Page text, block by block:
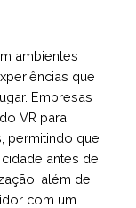
ambientes
que
Empresas
VR para
permitindo que
antes de
além de
com um